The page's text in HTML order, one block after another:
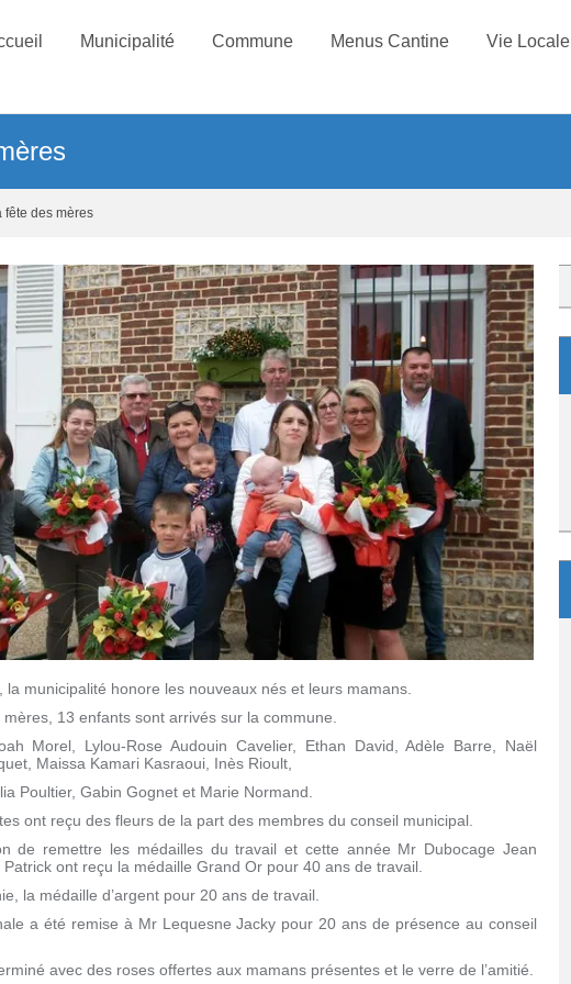
Municipalité Commune Menus Cantine Vie Locale
fête des mères
la municipalité honore les nouveaux nés et leurs mamans.
13 enfants sont arrivés sur la commune.
Morel, Lylou-Rose Audouin Cavelier, Ethan David, Adèle Barre, Naël
Maissa Kamari Kasraoui, Inès Rioult,
Poultier, Gabin Gognet et Marie Normand.
ont reçu des fleurs de la part des membres du conseil municipal.
de remettre les médailles du travail et cette année Mr Dubocage Jean
ont reçu la médaille Grand Or pour 40 ans de travail.
la médaille d’argent pour 20 ans de travail.
a été remise à Mr Lequesne Jacky pour 20 ans de présence au conseil
avec des roses offertes aux mamans présentes et le verre de l’amitié.